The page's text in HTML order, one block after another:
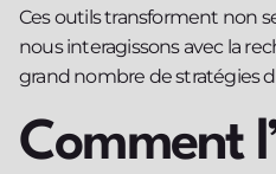
Ces outils transforment non
nous interagissons avec la
grand nombre de stratégies
Comment